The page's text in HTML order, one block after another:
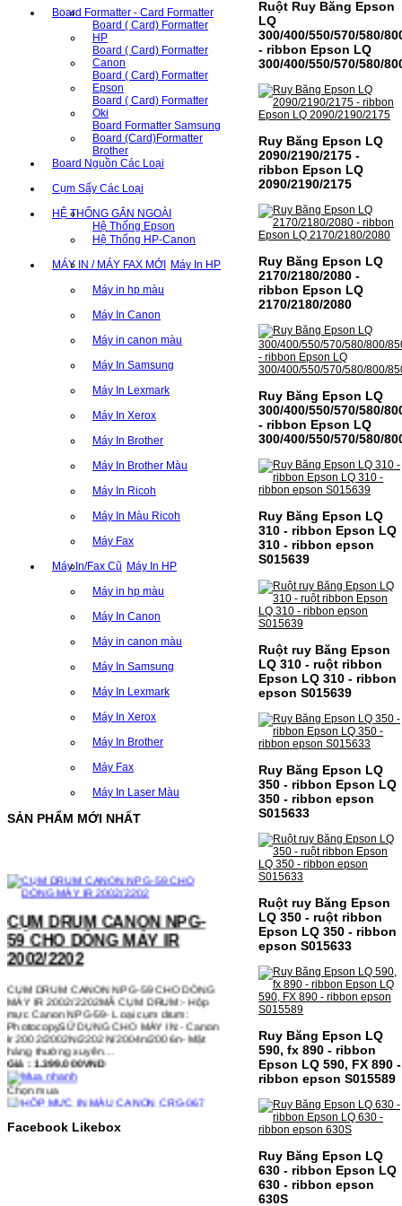
Board Formatter - Card Formatter
Board ( Card) Formatter
HP
Board ( Card) Formatter
Canon
Board ( Card) Formatter
Epson
Board ( Card) Formatter
Oki
Board Formatter Samsung
Board (Card)Formatter
Brother
Board Nguồn Các Loại
Cụm Sấy Các Loại
HỆ THỐNG GẮN NGOÀI
Hệ Thống Epson
Hệ Thống HP-Canon
MÁY IN / MÁY FAX MỚI Máy In HP
Máy in hp màu
Máy In Canon
Máy in canon màu
Máy In Samsung
Máy In Lexmark
Máy In Xerox
Máy In Brother
Máy In Brother Màu
Máy In Ricoh
Máy In Màu Ricoh
Máy Fax
Máy In/Fax Cũ Máy In HP
Máy in hp màu
Máy In Canon
Máy in canon màu
Máy In Samsung
Máy In Lexmark
Máy In Xerox
Máy In Brother
Máy Fax
Máy In Laser Màu
SẢN PHẨM MỚI NHẤT
CỤM DRUM CANON NPG-
2002/2202
CỤM DRUM CANON NPG-59 CHO DÒNG
MÁY IR 2002/2202MÃ CỤM DRUM:- Hộp
mực Canon NPG-59- Loại cụm drum:
PhotocopySỬ DỤNG CHO MÁY IN:- Canon
Ir 2002/2002N/2202N/2004n/2006n- Mặt
hàng thường xuyên…
Giá : 1.399.000VND
Chọn mua
CRG-067 CHO DÒNG MÁY
Facebook Likebox
Ruột Ruy Băng Epson
LQ
300/400/550/570/580/
- ribbon Epson LQ
300/400/550/570/580/
Ruy Băng Epson LQ
2090/2190/2175 -
ribbon Epson LQ
2090/2190/2175
Ruy Băng Epson LQ
2170/2180/2080 -
ribbon Epson LQ
2170/2180/2080
Ruy Băng Epson LQ
300/400/550/570/580/
- ribbon Epson LQ
300/400/550/570/580/
Ruy Băng Epson LQ
310 - ribbon Epson LQ
310 - ribbon epson
S015639
Ruột ruy Băng Epson
LQ 310 - ruột ribbon
Epson LQ 310 - ribbon
epson S015639
Ruy Băng Epson LQ
350 - ribbon Epson LQ
350 - ribbon epson
S015633
Ruột ruy Băng Epson
LQ 350 - ruột ribbon
Epson LQ 350 - ribbon
epson S015633
Ruy Băng Epson LQ
590, fx 890 - ribbon
Epson LQ 590, FX 890 -
ribbon epson S015589
Ruy Băng Epson LQ
630 - ribbon Epson LQ
630 - ribbon epson
630S